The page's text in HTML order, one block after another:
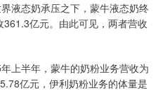
液态奶承压之下，蒙牛液态奶终
亿元。由此可见，两者营收
上半年，蒙牛的奶粉业务营收为
亿元，伊利奶粉业务的体量是